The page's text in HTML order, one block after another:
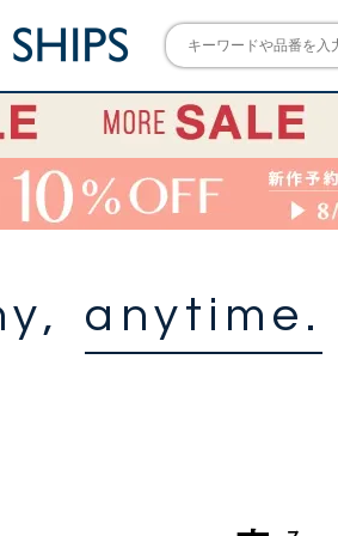
anytime.